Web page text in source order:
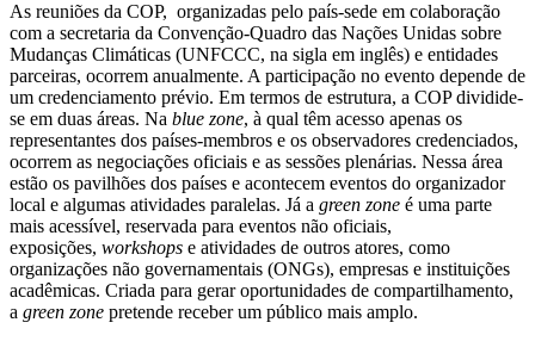
As reuniões da COP, organizadas pelo país-sede em colaboração
com a secretaria da Convenção-Quadro das Nações Unidas sobre
Mudanças Climáticas (UNFCCC, na sigla em inglês) e entidades
parceiras, ocorrem anualmente. A participação no evento depende de
um credenciamento prévio. Em termos de estrutura, a COP dividide-
se em duas áreas. Na blue zone, à qual têm acesso apenas os
representantes dos países-membros e os observadores credenciados,
ocorrem as negociações oficiais e as sessões plenárias. Nessa área
estão os pavilhões dos países e acontecem eventos do organizador
local e algumas atividades paralelas. Já a green zone é uma parte
mais acessível, reservada para eventos não oficiais,
exposições, workshops e atividades de outros atores, como
organizações não governamentais (ONGs), empresas e instituições
acadêmicas. Criada para gerar oportunidades de compartilhamento,
a green zone pretende receber um público mais amplo.